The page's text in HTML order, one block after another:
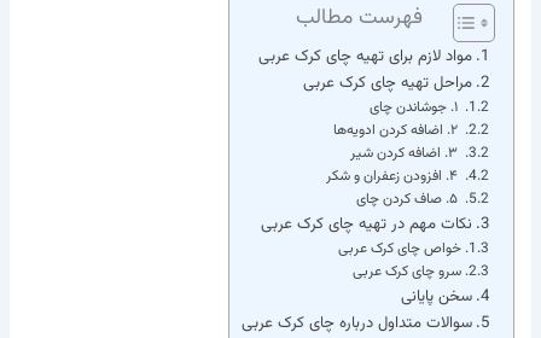
فهرست مطالب
مواد لازم برای تهیه چای کرک عربی
مراحل تهیه چای کرک عربی
۱. جوشاندن چای
۲. اضافه کردن ادویه‌ها
۳. اضافه کردن شیر
۴. افزودن زعفران و شکر
۵. صاف کردن چای
نکات مهم در تهیه چای کرک عربی
خواص چای کرک عربی
سرو چای کرک عربی
سخن پایانی
سوالات متداول درباره چای کرک عربی